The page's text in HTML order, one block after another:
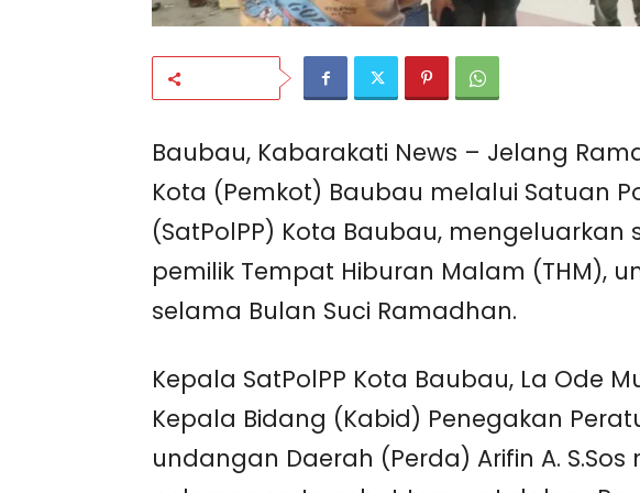
Baubau, Kabarakati News – Jelang
Kota (Pemkot) Baubau melalui Satuan
(SatPolPP) Kota Baubau,
pemilik Tempat Hiburan Malam (THM),
selama Bulan Suci Ramadhan.
Kepala SatPolPP Kota Baubau, La Ode
Kepala Bidang (Kabid) Penegakan
undangan Daerah (Perda) Arifin A.